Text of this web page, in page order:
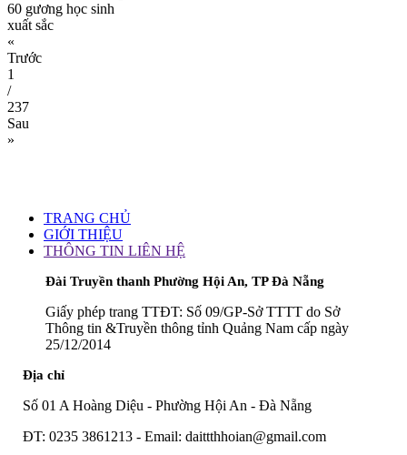
60 gương học sinh
xuất sắc
«
Trước
1
/
237
Sau
»
TRANG CHỦ
GIỚI THIỆU
THÔNG TIN LIÊN HỆ
Đài Truyền thanh Phường Hội An, TP Đà Nẵng
Giấy phép trang TTĐT: Số 09/GP-Sở TTTT do Sở
Thông tin &Truyền thông tỉnh Quảng Nam cấp ngày
25/12/2014
Địa chỉ
Số 01 A Hoàng Diệu - Phường Hội An - Đà Nẵng
ĐT: 0235 3861213 - Email: daittthhoian@gmail.com